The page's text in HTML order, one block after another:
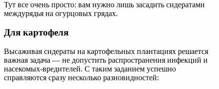
Тут все очень просто: вам нужно лишь засадить сидератами
междурядья на огурцовых грядах.
Для картофеля
Высаживая сидераты на картофельных плантациях решается
важная задача — не допустить распространения инфекций и
насекомых-вредителей. С таким заданием успешно
справляются сразу несколько разновидностей: